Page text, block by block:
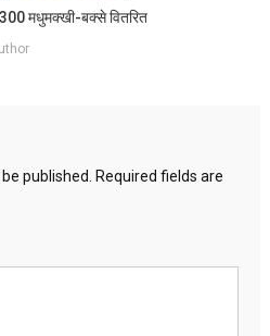
मधुमक्खी-बक्से वितरित
published.
Required fields are